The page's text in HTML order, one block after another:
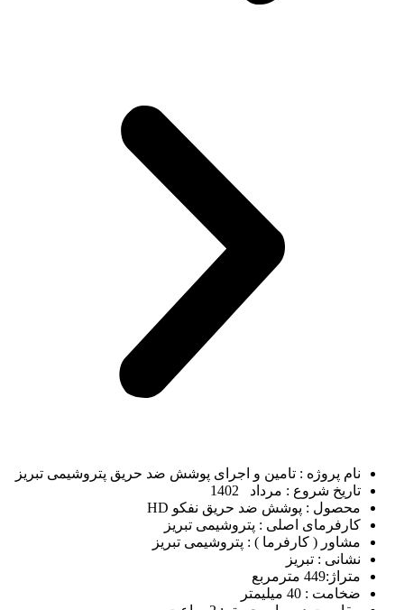
نام پروژه : تامین و اجرای پوشش ضد حریق پتروشیمی تبریز
تاریخ شروع : مرداد 1402
محصول : پوشش ضد حریق نفکو HD
کارفرمای اصلی : پتروشیمی تبریز
مشاور ( کارفرما ) : پتروشیمی تبریز
نشانی : تبریز
متراژ:449 مترمربع
ضخامت : 40 میلیمتر